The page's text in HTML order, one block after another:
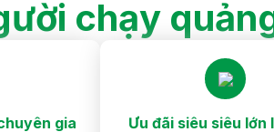
chạy
gia
Ưu đãi siêu siêu lớn